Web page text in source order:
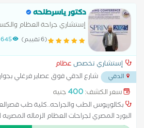
دكتور ياسرطلحه
إستشاري جراحة العظام
والمفاصل والمناظير علاج
(6 تقييم) 645
إستشاري تخصص عظام
الدقي شارع الدقي فوق عصاير فرغلي
سعر الكشف:400جنيه
بكالوريوس الطب والجراحه..كلية طب
البورد المصري لجراحات العظام الزماله